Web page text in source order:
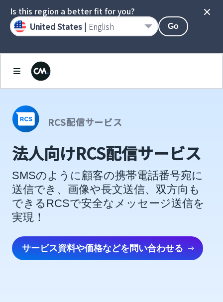
RCS配信サービス
法人向けRCS配信サービス
SMSのように顧客の携帯電話番号宛に
送信でき、画像や長文送信、双方向も
できるRCSで安全なメッセージ送信を
実現！
サービス資料や価格などを問い合わせる
Is this region a better fit for you?
United States | English Go